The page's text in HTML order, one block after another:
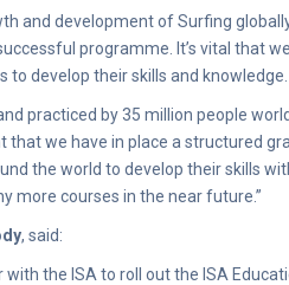
and development of Surfing
programme. It’s vital that
develop their skills and knowledge.
practiced by 35 million people
we have in place a structured
the world to develop their skills
more courses in the near future.”
, said:
the ISA to roll out the ISA